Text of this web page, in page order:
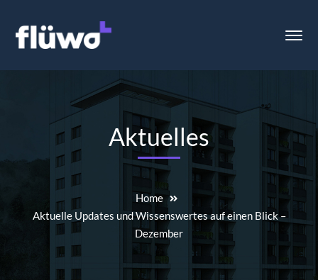
Aktuelles
Home
Aktuelle Updates und Wissenswertes auf einen Blick –
Dezember